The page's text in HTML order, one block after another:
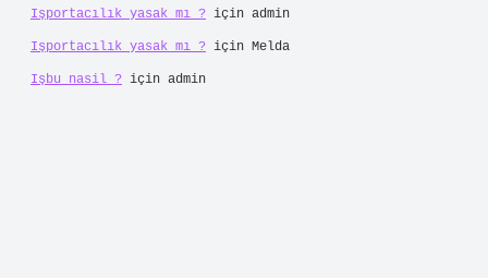
Işportacılık yasak mı ? için admin
Işportacılık yasak mı ? için Melda
Işbu nasil ? için admin